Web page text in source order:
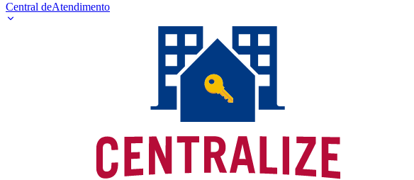
Central deAtendimento